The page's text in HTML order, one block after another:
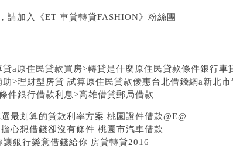
請加入《ET 車貸轉貸FASHION》粉絲團
貸a 原住民貸款買房>轉貸是什麼 原住民貸款條件銀行車
助>理財型房貸 試算原住民貸款優惠台北借錢網a新北
件銀行借款利息>高雄借貸郵局借款
最划算的貸款利率方案 桃園證件借款@E@
心想借錢卻沒有條件 桃園市汽車借款
讓銀行樂意借錢給你 房貸轉貸2016